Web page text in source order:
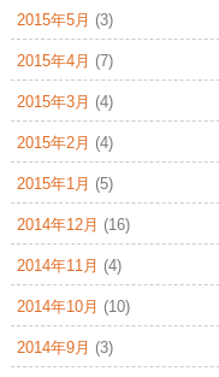
2015年5月 (3)
2015年4月 (7)
2015年3月 (4)
2015年2月 (4)
2015年1月 (5)
2014年12月 (16)
2014年11月 (4)
2014年10月 (10)
2014年9月 (3)